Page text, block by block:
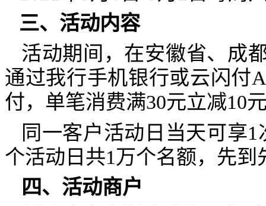
三、活动内容
活动期间，在安徽省、成
通过我行手机银行或云闪付
付，单笔消费满30元立减10
同一客户活动日当天可享1
个活动日共1万个名额，先到
四、活动商户